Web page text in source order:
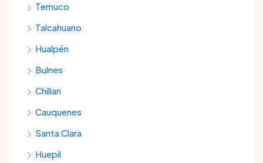
Temuco
Talcahuano
Hualpén
Bulnes
Chillan
Cauquenes
Santa Clara
Huepil